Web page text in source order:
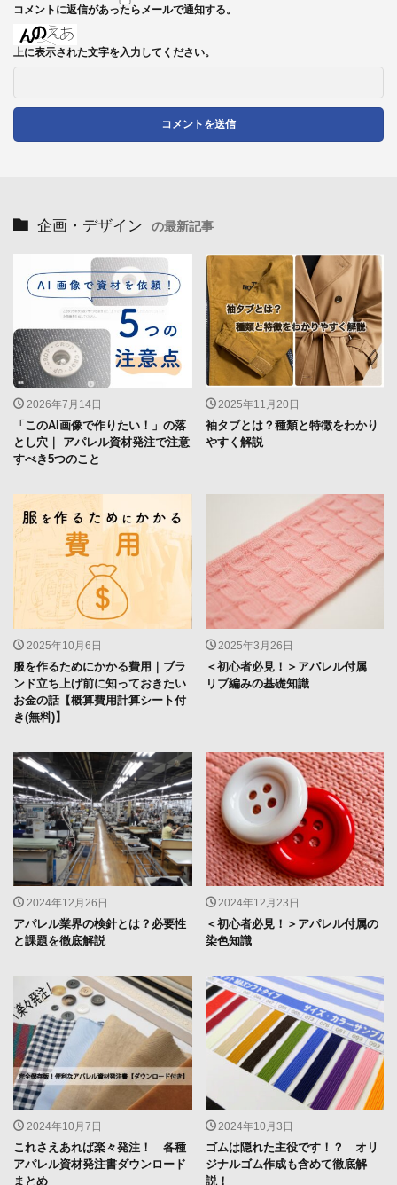
コメントに返信があったらメールで通知する。
上に表示された文字を入力してください。
企画・デザイン の最新記事
2026年7月14日
「このAI画像で作りたい！」の落
とし穴｜ アパレル資材発注で注意
すべき5つのこと
2025年11月20日
袖タブとは？種類と特徴をわかり
やすく解説
2025年10月6日
服を作るためにかかる費用｜ブラ
ンド立ち上げ前に知っておきたい
お金の話【概算費用計算シート付
き(無料)】
2025年3月26日
＜初心者必見！＞アパレル付属
リブ編みの基礎知識
2024年12月26日
アパレル業界の検針とは？必要性
と課題を徹底解説
2024年12月23日
＜初心者必見！＞アパレル付属の
染色知識
2024年10月7日
これさえあれば楽々発注！ 各種
アパレル資材発注書ダウンロード
まとめ
2024年10月3日
ゴムは隠れた主役です！？ オリ
ジナルゴム作成も含めて徹底解
説！